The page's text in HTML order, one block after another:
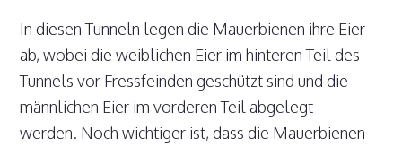
In diesen Tunneln legen die Mauerbienen ihre Eier
ab, wobei die weiblichen Eier im hinteren Teil des
Tunnels vor Fressfeinden geschützt sind und die
männlichen Eier im vorderen Teil abgelegt
werden. Noch wichtiger ist, dass die Mauerbienen